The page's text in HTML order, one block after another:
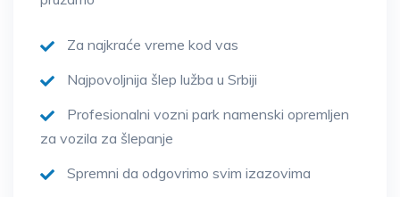
Za najkraće vreme kod vas
Najpovoljnija šlep lužba u Srbiji
Profesionalni vozni park namenski opremljen
za vozila za šlepanje
Spremni da odgovrimo svim izazovima